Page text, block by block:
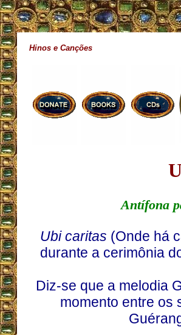
Hinos e Canções
Antífona
Ubi caritas (Onde há
durante a cerimônia
Diz-se que a melodia
momento entre os